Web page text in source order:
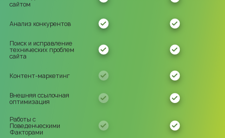
сайтом
Анализ конкурентов
Поиск и исправление
технических проблем
сайта
Контент-маркетинг
Внешняя ссылочная
оптимизация
Работы с
Поведенческими
Факторами